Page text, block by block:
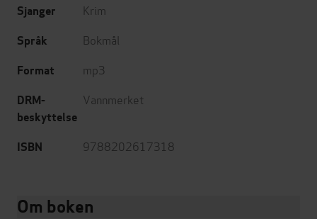
Sjanger Krim
Språk Bokmål
Format mp3
DRM-
beskyttelse
Vannmerket
ISBN 9788202617318
Om boken